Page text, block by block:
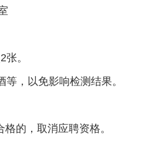
。
，以免影响检测结果。
的，取消应聘资格。